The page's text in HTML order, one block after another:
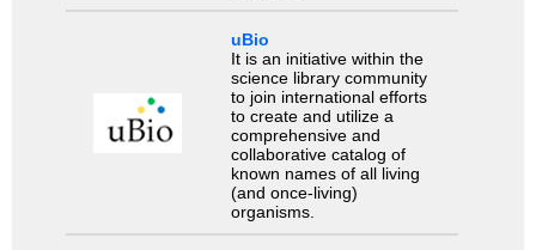
uBio
It is an initiative within the
science library community
to join international efforts
to create and utilize a
comprehensive and
collaborative catalog of
known names of all living
(and once-living)
organisms.